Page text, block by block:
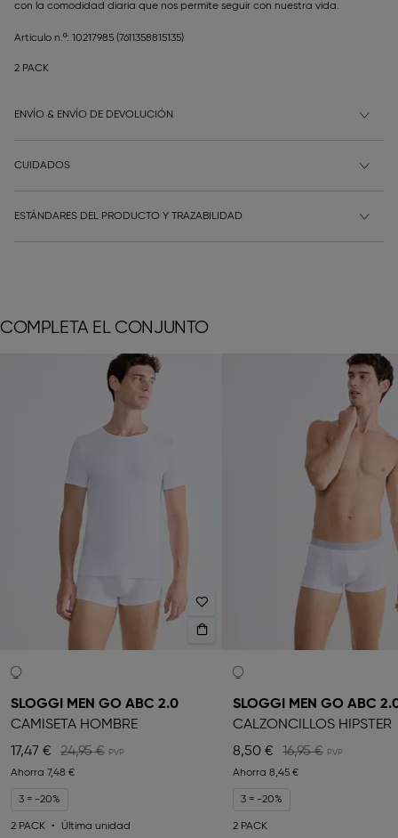
con la comodidad diaria que nos permite seguir con nuestra vida.
Artículo n.º: 10217985 (7611358815135)
2 PACK
ENVÍO & ENVÍO DE DEVOLUCIÓN
CUIDADOS
ESTÁNDARES DEL PRODUCTO Y TRAZABILIDAD
COMPLETA EL CONJUNTO
SLOGGI MEN GO ABC 2.0
CAMISETA HOMBRE
17,47 €
24,95 €
Ahorra 7,48 €
3 = -20%
2 PACK Última unidad
SLOGGI MEN GO ABC
CALZONCILLOS HIPSTER
8,50 €
16,95 €
Ahorra 8,45 €
3 = -20%
2 PACK